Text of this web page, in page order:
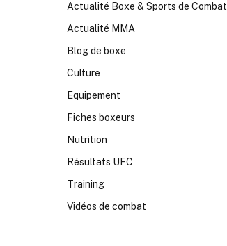
Actualité Boxe & Sports de Combat
Actualité MMA
Blog de boxe
Culture
Equipement
Fiches boxeurs
Nutrition
Résultats UFC
Training
Vidéos de combat